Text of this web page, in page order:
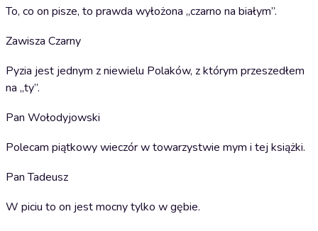
To, co on pisze, to prawda wyłożona „czarno na białym”.
Zawisza Czarny
Pyzia jest jednym z niewielu Polaków, z którym przeszedłem
na „ty”.
Pan Wołodyjowski
Polecam piątkowy wieczór w towarzystwie mym i tej książki.
Pan Tadeusz
W piciu to on jest mocny tylko w gębie.